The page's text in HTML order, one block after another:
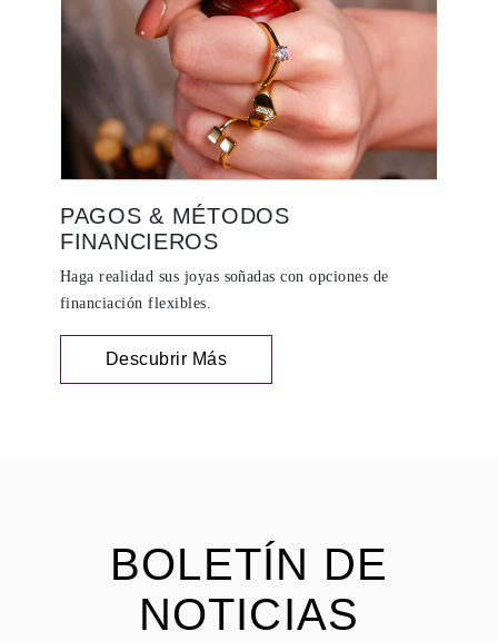
PAGOS & MÉTODOS
FINANCIEROS
Haga realidad sus joyas soñadas con opciones de
financiación flexibles.
Descubrir Más
BOLETÍN DE
NOTICIAS